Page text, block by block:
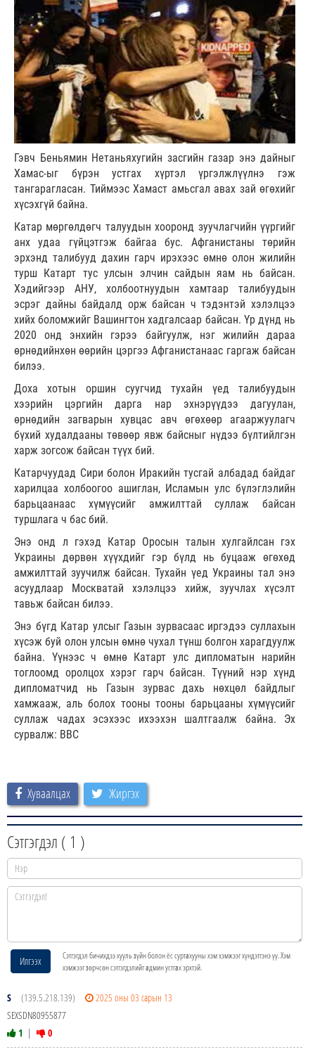
Гэвч Беньямин Нетаньяхугийн засгийн газар энэ дайныг
Хамас-ыг бүрэн устгах хүртэл үргэлжлүүлнэ гэж
тангарагласан. Тиймээс Хамаст амьсгал авах зай өгөхийг
хүсэхгүй байна.
Катар мөргөлдөгч талуудын хооронд зуучлагчийн үүргийг
анх удаа гүйцэтгэж байгаа бус. Афганистаны төрийн
эрхэнд талибууд дахин гарч ирэхээс өмнө олон жилийн
турш Катарт тус улсын элчин сайдын яам нь байсан.
Хэдийгээр АНУ, холбоотнуудын хамтаар талибуудын
эсрэг дайны байдалд орж байсан ч тэдэнтэй хэлэлцээ
хийх боломжийг Вашингтон хадгалсаар байсан. Үр дүнд нь
2020 онд энхийн гэрээ байгуулж, нэг жилийн дараа
өрнөдийнхөн өөрийн цэргээ Афганистанаас гаргаж байсан
билээ.
Доха хотын оршин суугчид тухайн үед талибуудын
хээрийн цэргийн дарга нар эхнэрүүдээ дагуулан,
өрнөдийн загварын хувцас авч өгөхөөр агааржуулагч
бүхий худалдааны төвөөр явж байсныг нүдээ бүлтийлгэн
харж зогсож байсан түүх бий.
Катарчуудад Сири болон Иракийн тусгай албадад байдаг
харилцаа холбоогоо ашиглан, Исламын улс бүлэглэлийн
барьцаанаас хүмүүсийг амжилттай суллаж байсан
туршлага ч бас бий.
Энэ онд л гэхэд Катар Оросын талын хулгайлсан гэх
Украины дөрвөн хүүхдийг гэр бүлд нь буцааж өгөхөд
амжилттай зуучилж байсан. Тухайн үед Украины тал энэ
асуудлаар Москватай хэлэлцээ хийж, зуучлах хүсэлт
тавьж байсан билээ.
Энэ бүгд Катар улсыг Газын зурвасаас иргэдээ суллахын
хүсэж буй олон улсын өмнө чухал түнш болгон харагдуулж
байна. Үүнээс ч өмнө Катарт улс дипломатын нарийн
тоглоомд оролцох хэрэг гарч байсан. Түүний нэр хүнд
дипломатчид нь Газын зурвас дахь нөхцөл байдлыг
хамжааж, аль болох тооны тооны барьцааны хүмүүсийг
суллаж чадах эсэхээс ихээхэн шалтгаалж байна. Эх
сурвалж: ВВС
Хуваалцах Жиргэх
Сэтгэгдэл ( 1 )
Илгээх
Сэтгэгдэл бичихдээ хууль зүйн болон ёс суртахууны хэм хэмжээг хүндэтгэнэ үү. Хэм
хэмжээг зөрчсөн сэтгэгдэлийг админ устгах эрхтэй.
S (139.5.218.139)
2025 оны 03 сарын 13
SEXSDN80955877
1 | 0